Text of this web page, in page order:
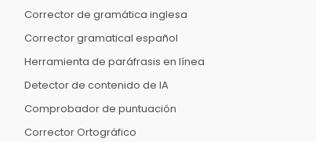
Corrector de gramática inglesa
Corrector gramatical español
Herramienta de paráfrasis en línea
Detector de contenido de IA
Comprobador de puntuación
Corrector Ortográfico